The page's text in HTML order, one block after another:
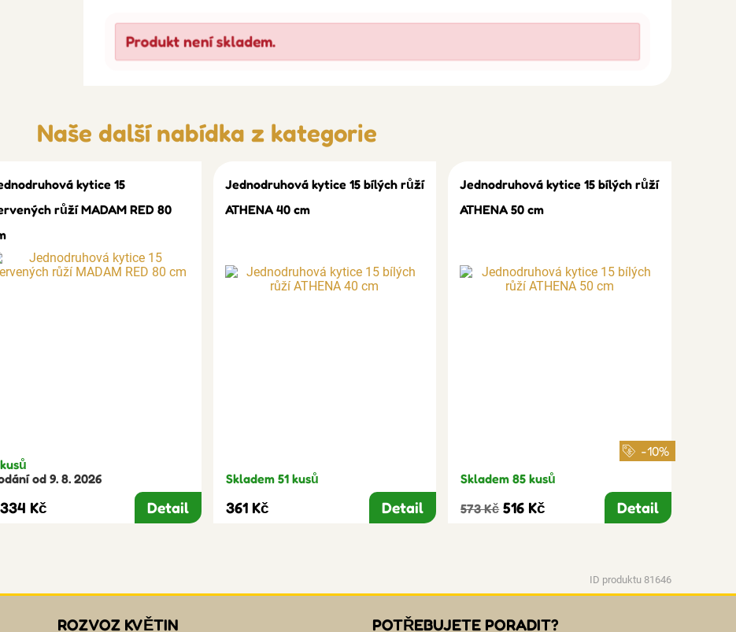
Produkt není skladem.
Naše další nabídka z kategorie
kytice 15
růží MADAM RED 80
od 9. 8. 2026
Kč Detail
Jednodruhová kytice 15 bílých růží
ATHENA 40 cm
Skladem 51 kusů
361 Kč Detail
Jednodruhová kytice 15 bílých růží
ATHENA 50 cm
-10%
Skladem 85 kusů
573 Kč 516 Kč Detail
ID produktu 81646
ROZVOZ KVĚTIN POTŘEBUJETE PORADIT?